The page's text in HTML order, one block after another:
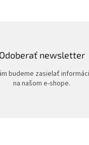
Odoberať newsletter
budeme zasielať
na našom e-shope.